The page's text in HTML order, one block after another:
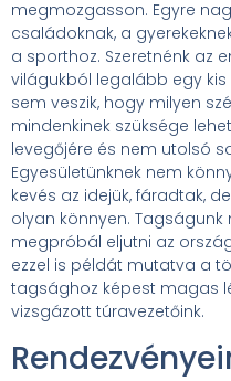
megmozgasson. Egyre
családoknak, a
a sporthoz. Szeretnénk az
világukból legalább egy
sem veszik, hogy milyen
mindenkinek szüksége
levegőjére és nem utolsó
Egyesületünknek nem
kevés az idejük, fáradtak,
olyan könnyen.
megpróbál eljutni az
ezzel is példát mutatva a
tagsághoz képest magas
vizsgázott túravezetőink.